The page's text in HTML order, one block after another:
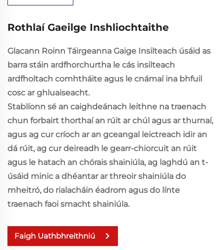
Rothlaí Gaeilge Inshliochtaithe
Glacann Roinn Táirgeanna Gaige Insilteach úsáid as
barra stáin ardfhorchurtha le cás insilteach
ardfholtach comhtháite agus le cnámaí ina bhfuil
cosc ar ghluaiseacht.
Stablíonn sé an caighdeánach leithne na traenach
chun forbairt thorthaí an rúit ar chúl agus ar thurnaí,
agus ag cur críoch ar an gceangal leictreach idir an
dá rúit, ag cur deireadh le gearr-chiorcuit an rúit
agus le hatach an chórais shainiúla, ag laghdú an t-
úsáid minic a dhéantar ar threoir shainiúla do
mheitró, do rialacháin éadrom agus do línte
traenach faoi smacht shainiúla.
Faigh Uathbhreithniú